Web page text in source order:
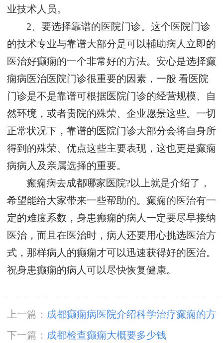
业技术人员。
2、要选择靠谱的医院门诊。这个医院门诊
的技术专业与靠谱大部分是可以輔助病人立即的
医治好癫痫的一个非常好的方法。安心是选择癫
痫病医治医院门诊很重要的因素，一般 看医院
门诊是不是靠谱可根据医院门诊的经营规模、自
然环境，或者贵院的殊荣、企业愿景这些。一切
正常状况下，靠谱的医院门诊大部分会将自身所
得到的殊荣、优点这些主要表现，这也更是癫痫
病病人及亲属选择的重要。
癫痫病去成都哪家医院?以上就是介绍了，
希望能给大家带来一些帮助的。癫痫的医治有一
定的难度系数，身患癫痫的病人一定要尽早接纳
医治，而且在医治时，病人还要用心挑选医治方
式，那样病人的癫痫才可以迅速获得好的医治。
祝身患癫痫的病人可以尽快恢复健康。
上一篇： 成都癫痫病医院介绍科学治疗癫痫的方
法
下一篇： 成都检查癫痫大概要多少钱